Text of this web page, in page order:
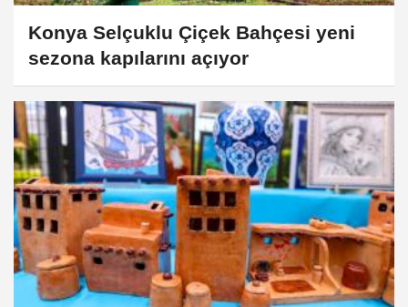
Konya Selçuklu Çiçek Bahçesi yeni
sezona kapılarını açıyor